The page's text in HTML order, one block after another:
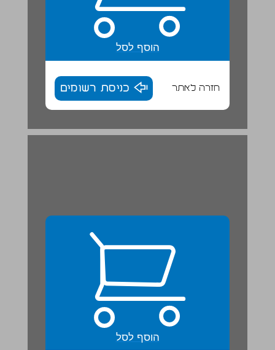
הוסף לסל
חזרה לאתר כניסת רשומים
10. עם החברים ... 27
הוסף לסל